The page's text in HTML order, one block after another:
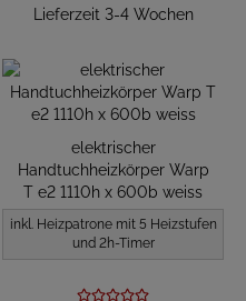
Lieferzeit 3-4 Wochen
elektrischer
Handtuchheizkörper Warp
T e2 1110h x 600b weiss
inkl. Heizpatrone mit 5 Heizstufen
und 2h-Timer